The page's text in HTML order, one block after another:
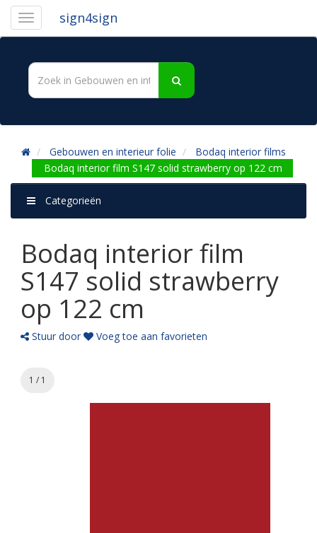
sign4sign
Gebouwen en interieur folie
Bodaq interior films
Bodaq interior film S147 solid strawberry op 122 cm
Categorieën
Bodaq interior film
S147 solid strawberry
op 122 cm
Stuur door Voeg toe aan favorieten
1 / 1